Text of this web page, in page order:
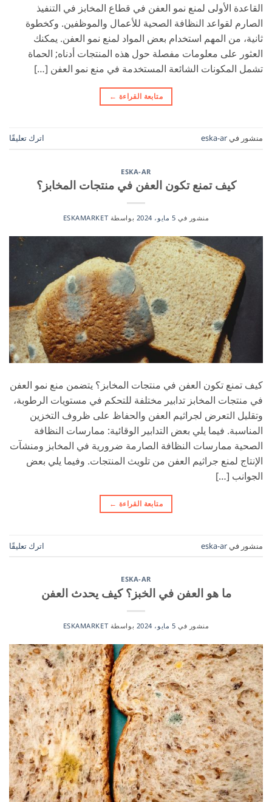
القاعدة الأولى لمنع نمو العفن في قطاع المخابز في التنفيذ
الصارم لقواعد النظافة الصحية للأعمال والموظفين. وكخطوة
ثانية، من المهم استخدام بعض المواد لمنع نمو العفن. يمكنك
العثور على معلومات مفصلة حول هذه المنتجات أدناه; الحماة
تشمل المكونات الشائعة المستخدمة في منع نمو العفن […]
متابعة القراءة ←
منشور في eska-ar اترك تعليقًا
ESKA-AR
كيف تمنع تكون العفن في منتجات المخابز؟
منشور في 5 مايو، 2024 بواسطة ESKAMARKET
كيف تمنع تكون العفن في منتجات المخابز؟ يتضمن منع نمو العفن
في منتجات المخابز تدابير مختلفة للتحكم في مستويات الرطوبة،
وتقليل التعرض لجراثيم العفن والحفاظ على ظروف التخزين
المناسبة. فيما يلي بعض التدابير الوقائية: ممارسات النظافة
الصحية ممارسات النظافة الصارمة ضرورية في المخابز ومنشآت
الإنتاج لمنع جراثيم العفن من تلويث المنتجات. وفيما يلي بعض
الجوانب […]
متابعة القراءة ←
منشور في eska-ar اترك تعليقًا
ESKA-AR
ما هو العفن في الخبز؟ كيف يحدث العفن
منشور في 5 مايو، 2024 بواسطة ESKAMARKET